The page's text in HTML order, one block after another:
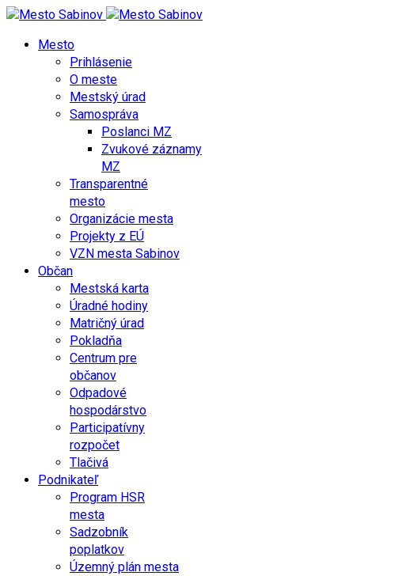
Mesto
Prihlásenie
O meste
Mestský úrad
Samospráva
Poslanci MZ
Zvukové záznamy
MZ
Transparentné
mesto
Organizácie mesta
Projekty z EÚ
VZN mesta Sabinov
Občan
Mestská karta
Úradné hodiny
Matričný úrad
Pokladňa
Centrum pre
občanov
Odpadové
hospodárstvo
Participatívny
rozpočet
Tlačivá
Podnikateľ
Program HSR
mesta
Sadzobník
poplatkov
Územný plán mesta